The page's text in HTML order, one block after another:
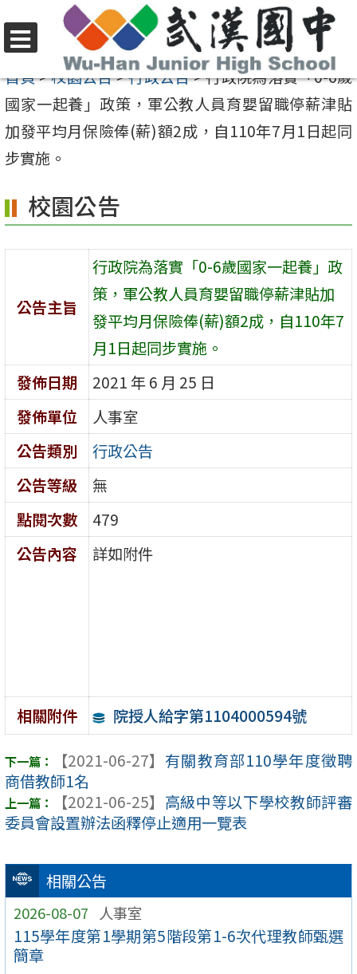
至
要
內
容
選
單
首頁>校園公告>行政公告>行政院為落實「0-6歲
國家一起養」政策，軍公教人員育嬰留職停薪津貼
加發平均月保險俸(薪)額2成，自110年7月1日起同
步實施。
相關公告
2026-08-07 人事室
115學年度第1學期第5階段第1-6次代理教師甄選
簡章
校園公告
公告主旨
行政院為落實「0-6歲國家一起養」政
策，軍公教人員育嬰留職停薪津貼加
發平均月保險俸(薪)額2成，自110年7
月1日起同步實施。
發佈日期
2021 年 6 月 25 日
發佈單位
人事室
公告類別
行政公告
公告等級
無
點閱次數
479
公告內容
詳如附件
相關附件 院授人給字第1104000594號
【2021-06-27】 有關教育部110學年度徵聘
商借教師1名
【2021-06-25】 高級中等以下學校教師評審
委員會設置辦法函釋停止適用一覽表